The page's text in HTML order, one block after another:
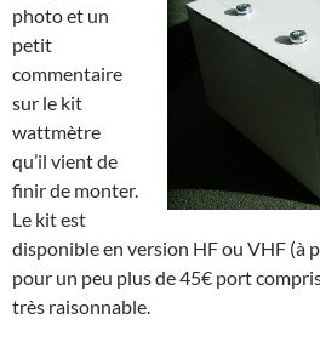
photo et un
petit
commentaire
sur le kit
wattmètre
qu’il vient de
finir de monter.
Le kit est
disponible en version HF ou VHF (à
pour un peu plus de 45€ port
très raisonnable.